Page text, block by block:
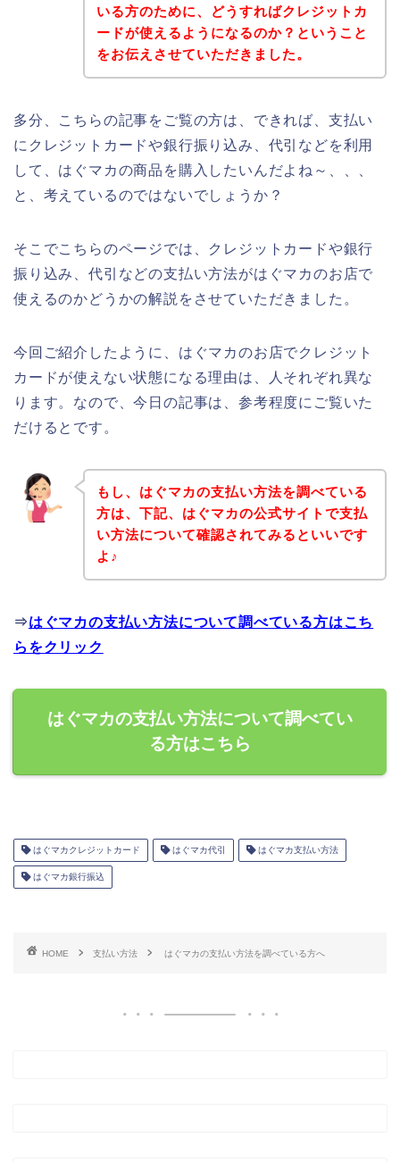
いる方のために、どうすればクレジットカ
ードが使えるようになるのか？ということ
をお伝えさせていただきました。
多分、こちらの記事をご覧の方は、できれば、支払い
にクレジットカードや銀行振り込み、代引などを利用
して、はぐマカの商品を購入したいんだよね～、、、
と、考えているのではないでしょうか？
そこでこちらのページでは、クレジットカードや銀行
振り込み、代引などの支払い方法がはぐマカのお店で
使えるのかどうかの解説をさせていただきました。
今回ご紹介したように、はぐマカのお店でクレジット
カードが使えない状態になる理由は、人それぞれ異な
ります。なので、今日の記事は、参考程度にご覧いた
だけるとです。
もし、はぐマカの支払い方法を調べている
方は、下記、はぐマカの公式サイトで支払
い方法について確認されてみるといいです
よ♪
⇒はぐマカの支払い方法について調べている方はこち
らをクリック
はぐマカの支払い方法について調べてい
る方はこちら
はぐマカクレジットカード はぐマカ代引 はぐマカ支払い方法
はぐマカ銀行振込
HOME 支払い方法 はぐマカの支払い方法を調べている方へ